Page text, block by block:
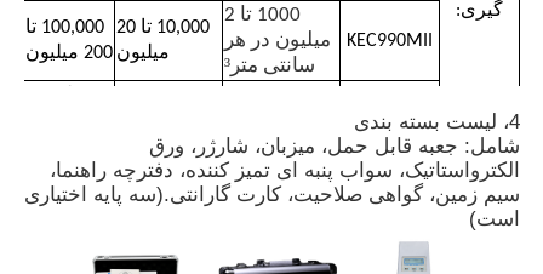
سیستم نظارت بر تشعشعات هسته ای
مانیتور یون منفی جوی
آشکارساز PM2.5
گیری:
KEC990MII
1000
تا 2
میلیون در هر
سانتی متر³
10,000 تا 20
میلیون
100,000 تا
200 میلیون
KEC200M
میلیون در هر
سانتی متر³ در هر سانتی
متر³
سانتی متر³
KEC2000M
میلیارد در هر
10 میلیون
میلیارد در
4، لیست بسته بندی
شامل: جعبه قابل حمل، میزبان، شارژر، ورق
الکترواستاتیک، سواب پنبه ای تمیز کننده، دفترچه راهنما،
سیم زمین، گواهی صلاحیت، کارت گارانتی.(سه پایه اختیاری
است)